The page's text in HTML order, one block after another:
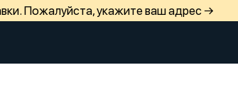
Пожалуйста, укажите ваш адрес →